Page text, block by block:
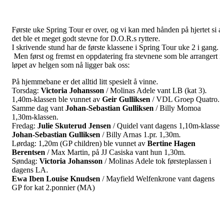
Første uke Spring Tour er over, og vi kan med hånden på hjertet si
det ble et meget godt stevne for D.O.R.s ryttere.
I skrivende stund har de første klassene i Spring Tour uke 2 i gang.
Men først og fremst en oppdatering fra stevnene som ble arrangert
løpet av helgen som nå ligger bak oss:
På hjemmebane er det alltid litt spesielt å vinne.
Torsdag: Victoria Johansson / Molinas Adele vant LB (kat 3).
1,40m-klassen ble vunnet av Geir Gulliksen / VDL Groep Quatro.
Samme dag vant Johan-Sebastian Gulliksen / Billy Momoa
1,30m-klassen.
Fredag: Julie Skuterud Jensen / Quidel vant dagens 1,10m-
Johan-Sebastian Gulliksen / Billy Arnas 1.pr. 1,30m.
Lørdag: 1,20m (GP children) ble vunnet av Bertine Hagen
Berentsen / Max Martin, på JJ Casiska vant hun 1,30m.
Søndag: Victoria Johansson / Molinas Adele tok førsteplassen i
dagens LA.
Ewa Iben Louise Knudsen / Mayfield Welfenkrone vant dagens
GP for kat 2.ponnier (MA)